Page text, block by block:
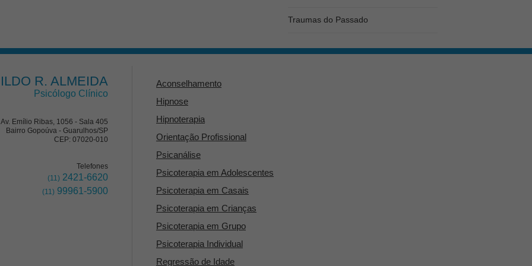
Traumas do Passado
R. ALMEIDA
Psicólogo Clínico
Av. Emílio Ribas, 1056 - Sala 405
Bairro Gopoúva - Guarulhos/SP
CEP: 07020-010
Telefones
(11) 2421-6620
(11) 99961-5900
Aconselhamento
Hipnose
Hipnoterapia
Orientação Profissional
Psicanálise
Psicoterapia em Adolescentes
Psicoterapia em Casais
Psicoterapia em Crianças
Psicoterapia em Grupo
Psicoterapia Individual
Regressão de Idade